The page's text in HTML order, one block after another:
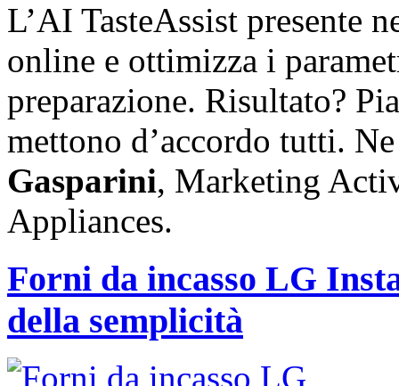
L’AI TasteAssist presente
online e ottimizza i
preparazione. Risultato?
mettono d’accordo tutti.
Gasparini, Marketing
Appliances.
Forni da incasso LG
della semplicità